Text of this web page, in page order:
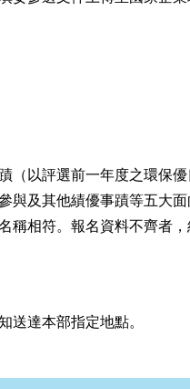
（以評選前一年度之環保
與及其他績優事蹟等五大
稱相符。報名資料不齊者
送達本部指定地點。